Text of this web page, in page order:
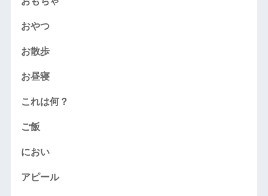
おやつ
お散歩
お昼寝
これは何？
ご飯
におい
アピール